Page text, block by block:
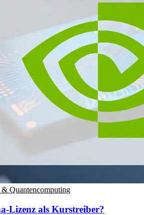
Quantencomputing
Lizenz als Kurstreiber?